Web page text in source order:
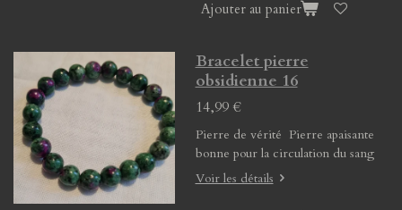
Ajouter au panier
Bracelet pierre
obsidienne 16
14,99 €
Pierre de vérité Pierre apaisante
bonne pour la circulation du sang
Voir les détails